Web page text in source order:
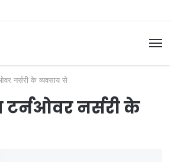
नर्सरी के व्यवसाय से
नर्सरी के